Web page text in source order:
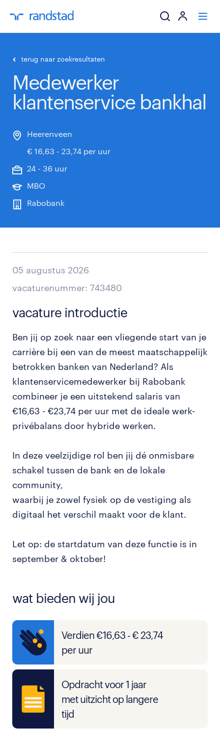
mijn carrière
terug naar zoekresultaten
Medewerker
klantenservice bankhal
Heerenveen
€ 16,63 - 23,74 per uur
24 - 36 uur
MBO
Rabobank
05 augustus 2026
vacaturenummer: 743480
vacature introductie
Ben jij op zoek naar een vliegende start van je
carrière bij een van de meest maatschappelijk
betrokken banken van Nederland? Als
klantenservicemedewerker bij Rabobank
combineer je een uitstekend salaris van
€16,63 - €23,74 per uur met de ideale werk-
privébalans door hybride werken.
In deze veelzijdige rol ben jij dé onmisbare
schakel tussen de bank en de lokale
community,
waarbij je zowel fysiek op de vestiging als
digitaal het verschil maakt voor de klant.
Let op: de startdatum van deze functie is in
september & oktober!
wat bieden wij jou
Verdien €16,63 - € 23,74
per uur
Opdracht voor 1 jaar
met uitzicht op langere
tijd